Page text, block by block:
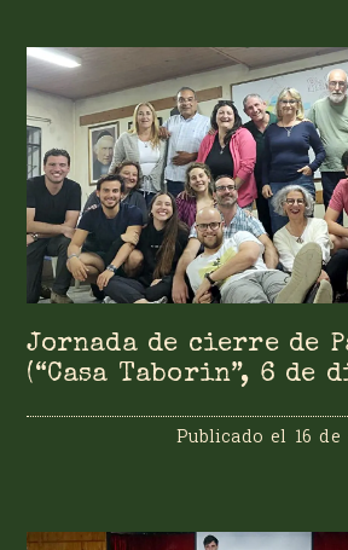
Jornada de cierre de
(“Casa Taborin”, 6 de
Publicado el 16